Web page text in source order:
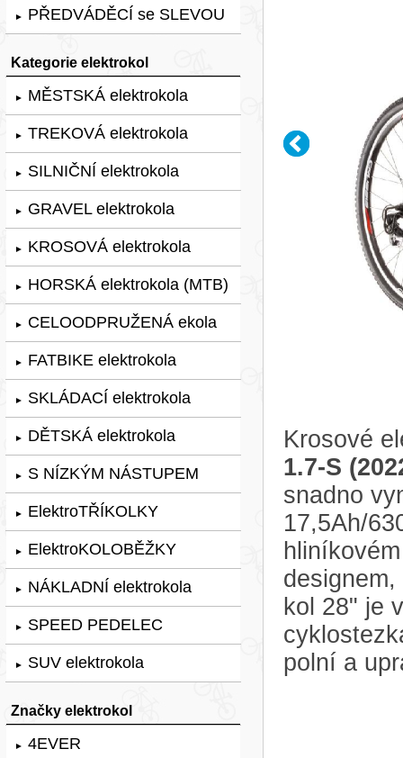
► PŘEDVÁDĚCÍ se SLEVOU
Kategorie elektrokol
► MĚSTSKÁ elektrokola
► TREKOVÁ elektrokola
► SILNIČNÍ elektrokola
► GRAVEL elektrokola
► KROSOVÁ elektrokola
► HORSKÁ elektrokola (MTB)
► CELOODPRUŽENÁ ekola
► FATBIKE elektrokola
► SKLÁDACÍ elektrokola
► DĚTSKÁ elektrokola
► S NÍZKÝM NÁSTUPEM
► ElektroTŘÍKOLKY
► ElektroKOLOBĚŽKY
► NÁKLADNÍ elektrokola
► SPEED PEDELEC
► SUV elektrokola
Značky elektrokol
► 4EVER
Krosové
1.7-S
snadno
17,5Ah/
kol 28" je
polní a